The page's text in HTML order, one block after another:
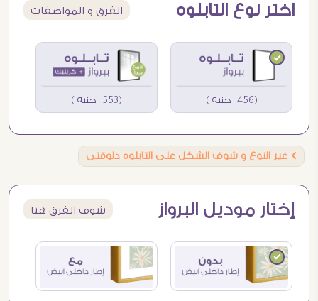
اختر نوع التابلوه الفرق و المواصفات
(456 جنيه ) (553 جنيه )
Ö غير النوع و شوف الشكل على التابلوه دلوقتى
إختار موديل البرواز شوف الفرق هنا